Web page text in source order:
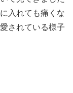
入れても痛くな
されている様子